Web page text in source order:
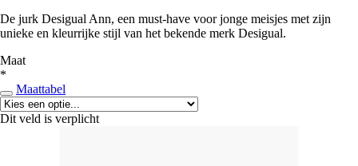
De jurk Desigual Ann, een must-have voor jonge meisjes met zijn
unieke en kleurrijke stijl van het bekende merk Desigual.
Maat
*
Maattabel
Dit veld is verplicht